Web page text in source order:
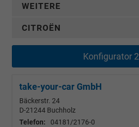
WEITERE
CITROËN
Konfigurator 2
take-your-car GmbH
Bäckerstr. 24
D-21244 Buchholz
Telefon:
04181/2176-0